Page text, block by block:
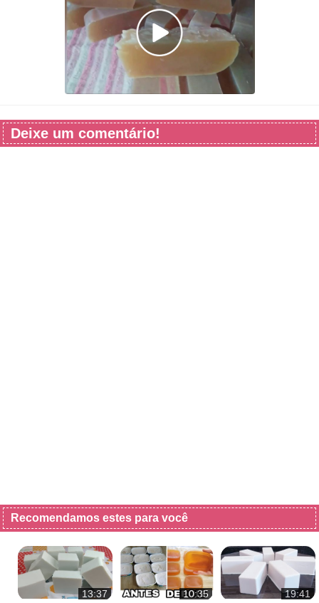
Deixe um comentário!
Recomendamos estes para você
13:37
10:35
19:41